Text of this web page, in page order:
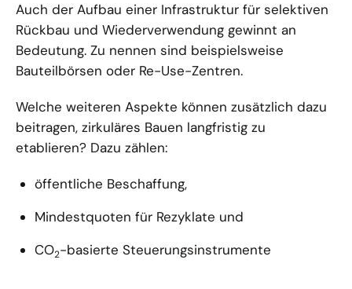
Auch der Aufbau einer Infrastruktur für selektiven
Rückbau und Wiederverwendung gewinnt an
Bedeutung. Zu nennen sind beispielsweise
Bauteilbörsen oder Re-Use-Zentren.
Welche weiteren Aspekte können zusätzlich dazu
beitragen, zirkuläres Bauen langfristig zu
etablieren? Dazu zählen:
öffentliche Beschaffung,
Mindestquoten für Rezyklate und
CO2-basierte Steuerungsinstrumente